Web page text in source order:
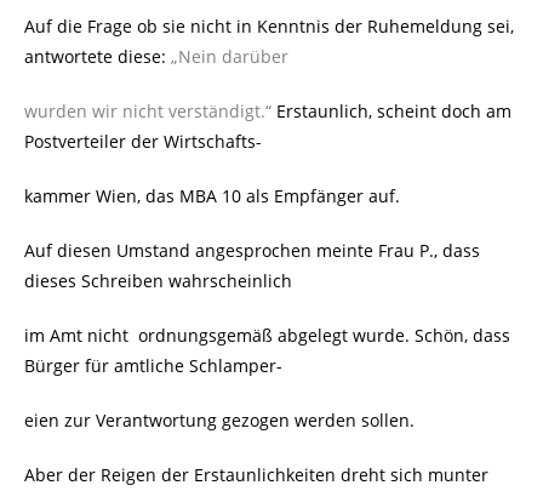
Auf die Frage ob sie nicht in Kenntnis der Ruhemeldung sei,
antwortete diese: „Nein darüber
wurden wir nicht verständigt.“ Erstaunlich, scheint doch am
Postverteiler der Wirtschafts-
kammer Wien, das MBA 10 als Empfänger auf.
Auf diesen Umstand angesprochen meinte Frau P., dass
dieses Schreiben wahrscheinlich
im Amt nicht ordnungsgemäß abgelegt wurde. Schön, dass
Bürger für amtliche Schlamper-
eien zur Verantwortung gezogen werden sollen.
Aber der Reigen der Erstaunlichkeiten dreht sich munter